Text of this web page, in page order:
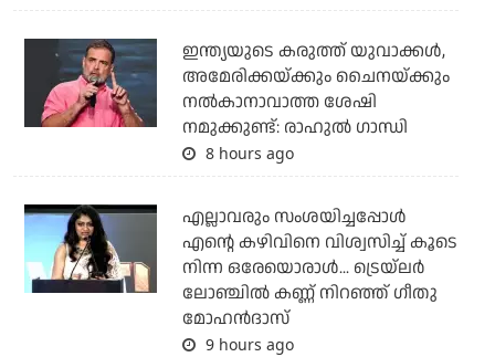
ഇന്ത്യയുടെ കരുത്ത് യുവാക്കള്‍,
അമേരിക്കയ്ക്കും ചൈനയ്ക്കും
നല്‍കാനാവാത്ത ശേഷി
നമുക്കുണ്ട്: രാഹുല്‍ ഗാന്ധി
8 hours ago
എല്ലാവരും സംശയിച്ചപ്പോള്‍
എന്റെ കഴിവിനെ വിശ്വസിച്ച് കൂടെ
നിന്ന ഒരേയൊരാള്‍... ട്രെയ്‌ലര്‍
ലോഞ്ചില്‍ കണ്ണ് നിറഞ്ഞ് ഗീതു
മോഹന്‍ദാസ്
9 hours ago